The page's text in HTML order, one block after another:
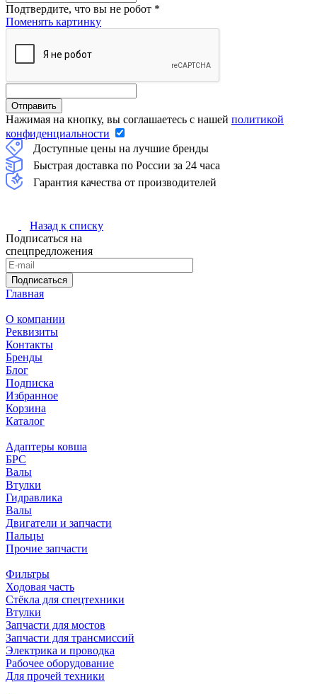
Подтвердите, что вы не робот *
Поменять картинку
Нажимая на кнопку, вы соглашаетесь с нашей политикой
конфиденциальности
Доступные цены на лучшие бренды
Быстрая доставка по России за 24 часа
Гарантия качества от производителей
Назад к списку
Подписаться на
спецпредложения
Подписаться
Главная
О компании
Реквизиты
Контакты
Бренды
Блог
Подписка
Избранное
Корзина
Каталог
Адаптеры ковша
БРС
Валы
Втулки
Гидравлика
Валы
Двигатели и запчасти
Пальцы
Прочие запчасти
Фильтры
Ходовая часть
Стёкла для спецтехники
Втулки
Запчасти для мостов
Запчасти для трансмиссий
Электрика и проводка
Рабочее оборудование
Для прочей техники